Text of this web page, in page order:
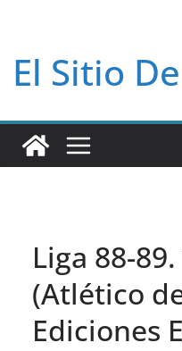
El Sitio
Liga 88-
(Atlético
Ediciones